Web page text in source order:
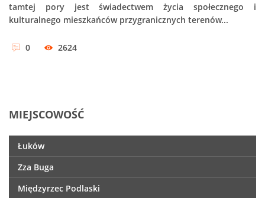
tamtej pory jest świadectwem życia społecznego i
kulturalnego mieszkańców przygranicznych terenów...
0 2624
MIEJSCOWOŚĆ
Łuków
Zza Buga
Międzyrzec Podlaski